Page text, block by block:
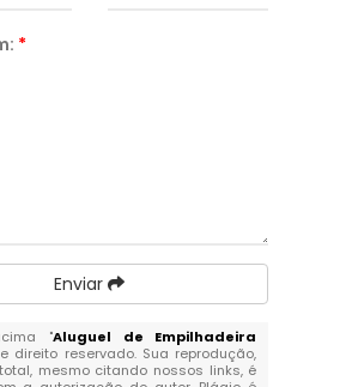
*
Enviar
"Aluguel de Empilhadeira
direito reservado. Sua reprodução,
mesmo citando nossos links, é